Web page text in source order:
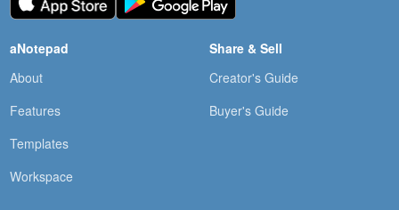
aNotepad
About
Features
Templates
Workspace
Share & Sell
Creator's Guide
Buyer's Guide